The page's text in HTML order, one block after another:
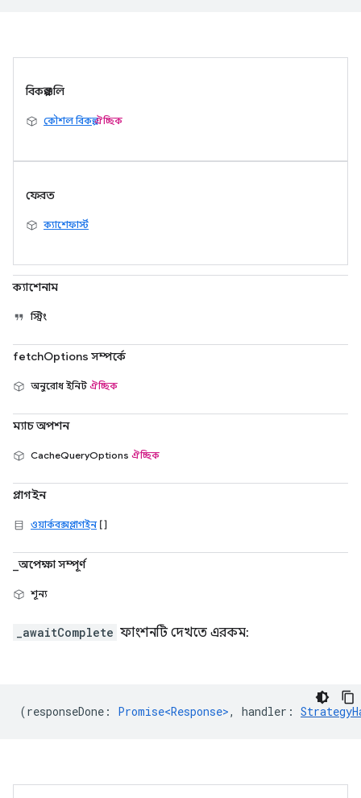
বিকল্পগুলি
কৌশল বিকল্প ঐচ্ছিক
ফেরত
ক্যাশেফার্স্ট
ক্যাশেনাম
স্ট্রিং
fetchOptions সম্পর্কে
অনুরোধ ইনিট ঐচ্ছিক
ম্যাচ অপশন
CacheQueryOptions ঐচ্ছিক
প্লাগইন
ওয়ার্কবক্সপ্লাগইন[]
_অপেক্ষা সম্পূর্ণ
শূন্য
_awaitComplete ফাংশনটি দেখতে এরকম:
(responseDone : Promise<Response>, handler :